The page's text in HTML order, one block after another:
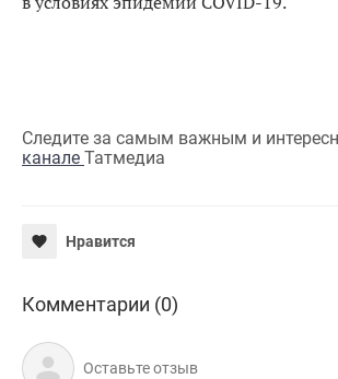
Следите за самым важным и
канале Татмедиа
Нравится
Комментарии (0)